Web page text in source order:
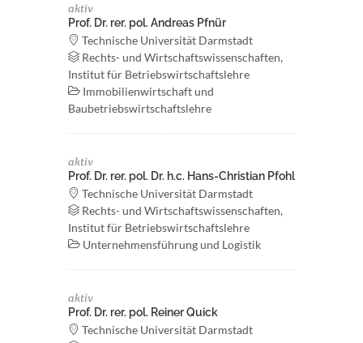
aktiv
Prof. Dr. rer. pol. Andreas Pfnür
Technische Universität Darmstadt
Rechts- und Wirtschaftswissenschaften,
Institut für Betriebswirtschaftslehre
Immobilienwirtschaft und
Baubetriebswirtschaftslehre
aktiv
Prof. Dr. rer. pol. Dr. h.c. Hans-Christian Pfohl
Technische Universität Darmstadt
Rechts- und Wirtschaftswissenschaften,
Institut für Betriebswirtschaftslehre
Unternehmensführung und Logistik
aktiv
Prof. Dr. rer. pol. Reiner Quick
Technische Universität Darmstadt